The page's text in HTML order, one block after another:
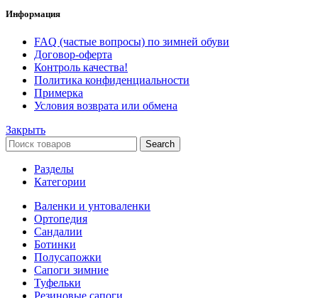
Информация
FAQ (частые вопросы) по зимней обуви
Договор-оферта
Контроль качества!
Политика конфиденциальности
Примерка
Условия возврата или обмена
Закрыть
Search
Разделы
Категории
Валенки и унтоваленки
Ортопедия
Сандалии
Ботинки
Полусапожки
Сапоги зимние
Туфельки